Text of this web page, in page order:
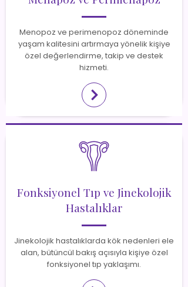
Menopoz ve perimenopoz döneminde
yaşam kalitesini artırmaya yönelik kişiye
özel değerlendirme, takip ve destek
hizmeti.
Fonksiyonel Tıp ve Jinekolojik
Hastalıklar
Jinekolojik hastalıklarda kök nedenleri ele
alan, bütüncül bakış açısıyla kişiye özel
fonksiyonel tıp yaklaşımı.